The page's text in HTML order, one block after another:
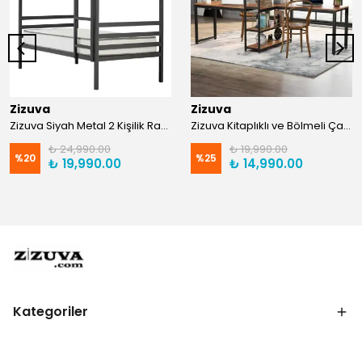
Zizuva
Zizuva Siyah Metal 2 Kişilik Ranza | TR0011-F
%20
₺ 24,990.00
₺ 19,990.00
Zizuva
Zizuva Kitaplıklı ve Bölmeli Çalışma Masası | CM1021-F-Suntalam
%25
₺ 19,990.00
₺ 14,990.00
Kategoriler